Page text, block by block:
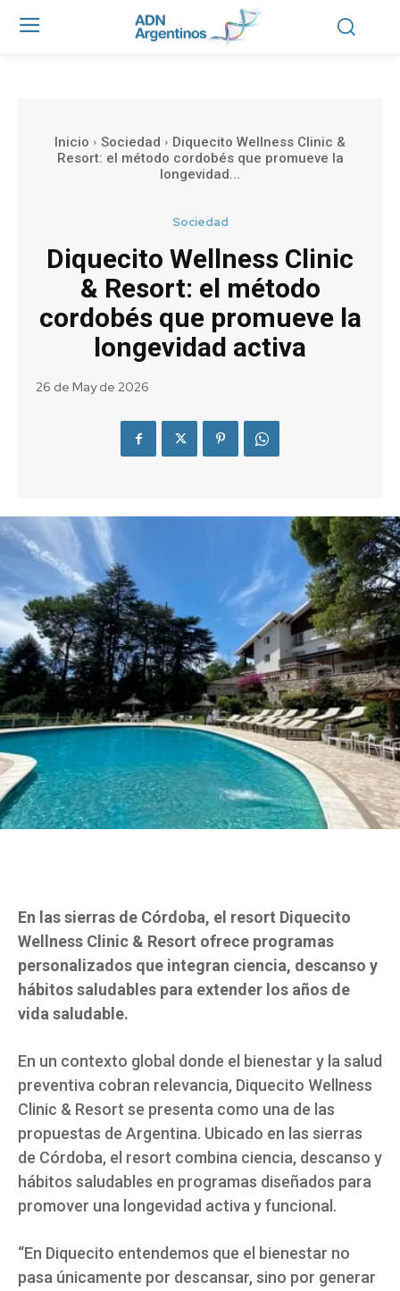
Inicio Sociedad
Diquecito Wellness Clinic &
Resort: el método cordobés que promueve la
longevidad...
Sociedad
Diquecito Wellness Clinic
& Resort: el método
cordobés que promueve la
longevidad activa
26 de May de 2026
En las sierras de Córdoba, el resort Diquecito
Wellness Clinic & Resort ofrece programas
personalizados que integran ciencia, descanso y
hábitos saludables para extender los años de
vida saludable.
En un contexto global donde el bienestar y la salud
preventiva cobran relevancia, Diquecito Wellness
Clinic & Resort se presenta como una de las
propuestas de Argentina. Ubicado en las sierras
de Córdoba, el resort combina ciencia, descanso y
hábitos saludables en programas diseñados para
promover una longevidad activa y funcional.
“En Diquecito entendemos que el bienestar no
pasa únicamente por descansar, sino por generar